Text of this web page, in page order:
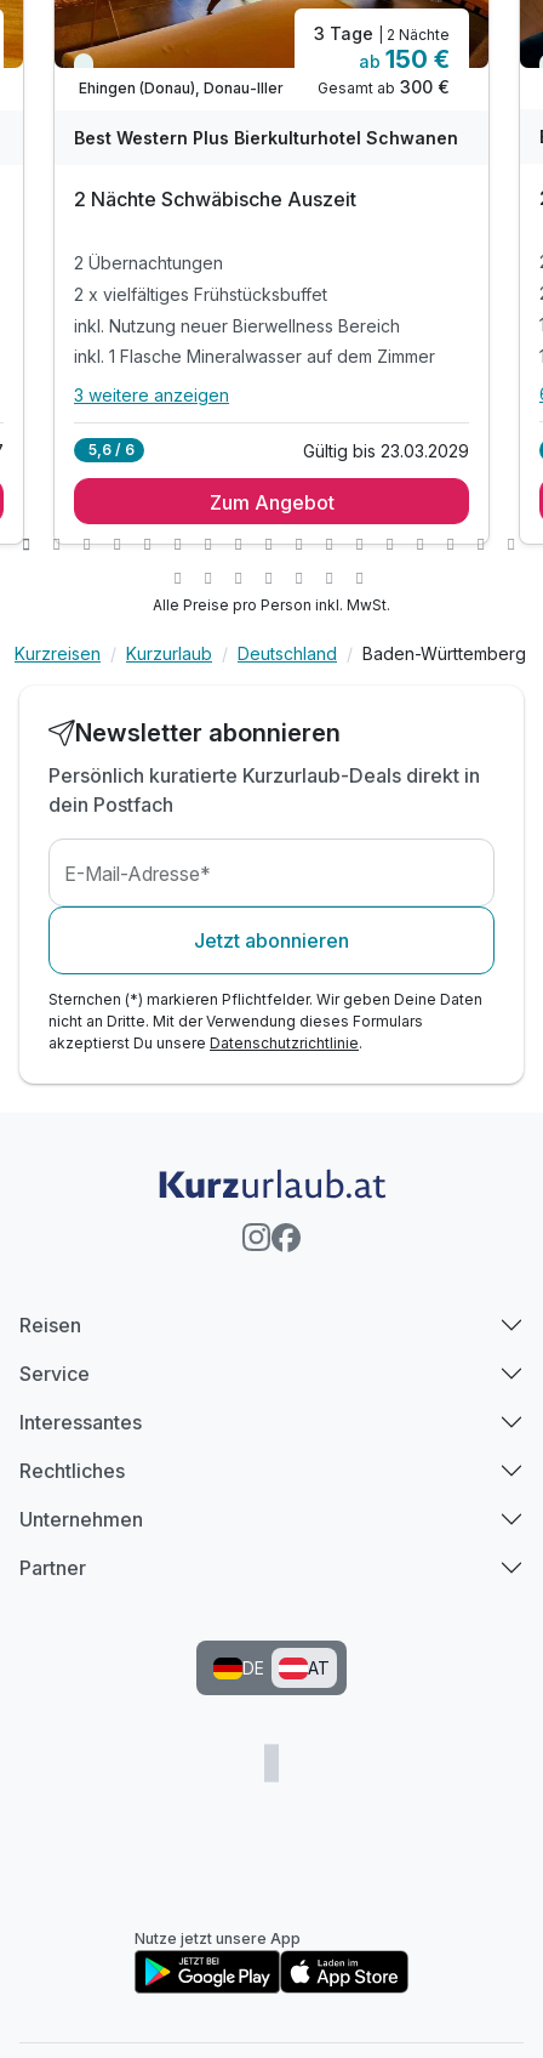
Immer verfügbar
Ehingen (Donau), Donau-Iller
3 Tage | 2 Nächte
ab 150 €
Gesamt ab 300 €
Best Western Plus Bierkulturhotel Schwanen
2 Nächte Schwäbische Auszeit
2 Übernachtungen
2 x vielfältiges Frühstücksbuffet
inkl. Nutzung neuer Bierwellness Bereich
inkl. 1 Flasche Mineralwasser auf dem Zimmer
Alle Inklusivleistungen
2 x vielfältiges Frühstücksbuffet
inkl. Kaffee / Tee auf dem Zimmer
inkl. WLAN
3 weitere anzeigen
5,6 / 6 Gültig bis 23.03.2029
Zum Angebot
Alle Preise pro Person inkl. MwSt.
Kurzreisen Kurzurlaub Deutschland Baden-Württemberg
Newsletter abonnieren
Persönlich kuratierte Kurzurlaub-Deals direkt in
dein Postfach
E-Mail-Adresse*
Jetzt abonnieren
Sternchen (*) markieren Pflichtfelder. Wir geben Deine Daten
nicht an Dritte. Mit der Verwendung dieses Formulars
akzeptierst Du unsere Datenschutzrichtlinie.
Reisen
Service
Interessantes
Rechtliches
Unternehmen
Partner
DE AT
Nutze jetzt unsere App